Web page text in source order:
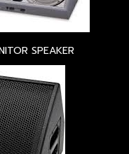
SPEAKER